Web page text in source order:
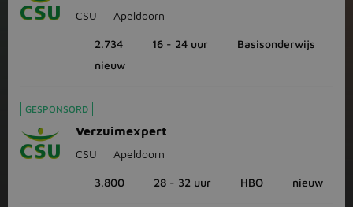
CSU Apeldoorn
2.734 16 - 24 uur
Basisonderwijs
nieuw
GESPONSORD
Verzuimexpert
CSU Apeldoorn
3.800 28 - 32 uur HBO nieuw